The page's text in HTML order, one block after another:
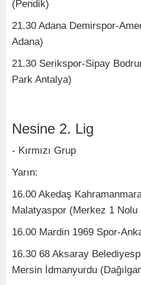
(Pendik)
21.30 Adana Demirspor-
Adana)
21.30 Serikspor-Sipay
Park Antalya)
Nesine 2. Lig
- Kırmızı Grup
Yarın:
16.00 Akedaş
Malatyaspor (Merkez 1 Nolu
16.00 Mardin 1969 Spor-
16.30 68 Aksaray
Mersin İdmanyurdu